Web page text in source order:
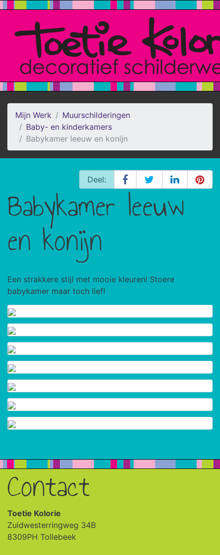
Mijn Werk
Muurschilderingen
Baby- en kinderkamers
Babykamer leeuw en konijn
Deel:
Babykamer leeuw
en konijn
Een strakkere stijl met mooie kleuren! Stoere
babykamer maar toch lief!
Contact
Toetie Kolorie
Zuidwesterringweg 34B
8309PH Tollebeek